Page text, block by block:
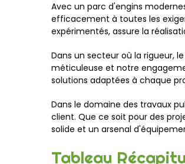
Avec un parc d'engins
efficacement à toutes les
expérimentés, assure la
Dans un secteur où la rigueur,
méticuleuse et notre
solutions adaptées à chaque
Dans le domaine des travaux
client. Que ce soit pour des
solide et un arsenal
Tableau